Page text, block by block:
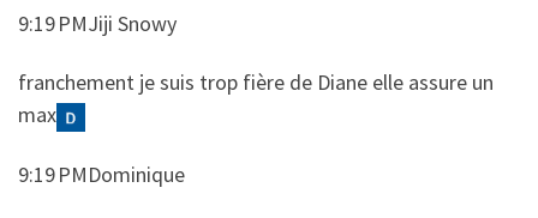
9:19 PMJiji Snowy
​​franchement je suis trop fière de Diane elle assure un
max
9:19 PMDominique